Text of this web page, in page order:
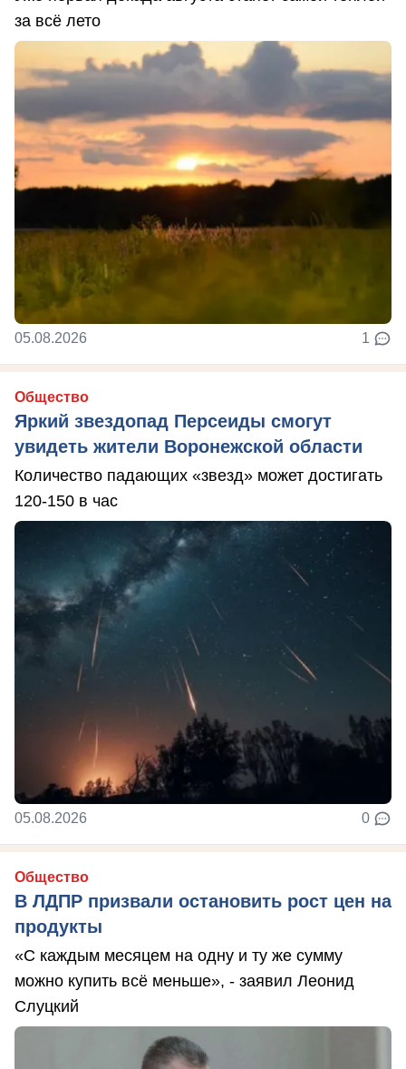
за всё лето
05.08.2026 1
Общество
Яркий звездопад Персеиды смогут
увидеть жители Воронежской области
Количество падающих «звезд» может достигать
120-150 в час
05.08.2026 0
Общество
В ЛДПР призвали остановить рост цен на
продукты
«С каждым месяцем на одну и ту же сумму
можно купить всё меньше», - заявил Леонид
Слуцкий